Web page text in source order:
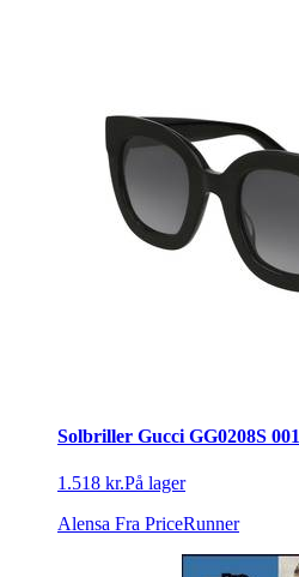
Solbriller Gucci GG0208S 001
1.518 kr.På lager
Alensa Fra PriceRunner